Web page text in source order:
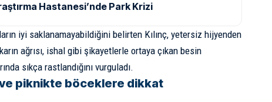
Hastanesi’nde Park Krizi
iyi saklanamayabildiğini belirten Kılınç, yetersiz hijyenden
ağrısı, ishal gibi şikayetlerle ortaya çıkan besin
sıkça rastlandığını vurguladı.
ve piknikte böceklere dikkat